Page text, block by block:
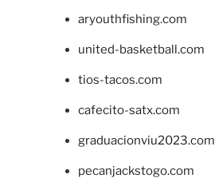
aryouthfishing.com
united-basketball.com
tios-tacos.com
cafecito-satx.com
graduacionviu2023.com
pecanjackstogo.com